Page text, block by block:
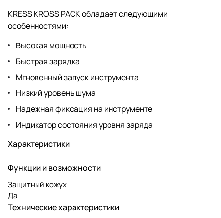
KRESS KROSS PACK обладает следующими
особенностями:
Высокая мощность
Быстрая зарядка
Мгновенный запуск инструмента
Низкий уровень шума
Надежная фиксация на инструменте
Индикатор состояния уровня заряда
Характеристики
Функции и возможности
Защитный кожух
Да
Технические характеристики